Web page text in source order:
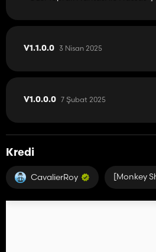
V1.1.0.0 3 Nisan 2025
V1.0.0.0 7 Şubat 2025
Kredi
CavalierRoy [Monkey